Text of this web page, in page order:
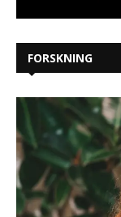
FORSKNING